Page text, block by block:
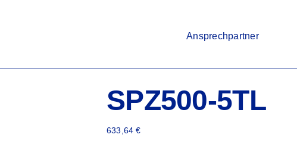
Ansprechpartner
SPZ500-5TL
633,64€